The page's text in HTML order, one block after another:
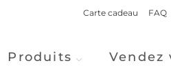
Carte cadeau FAQ
Produits Vendez